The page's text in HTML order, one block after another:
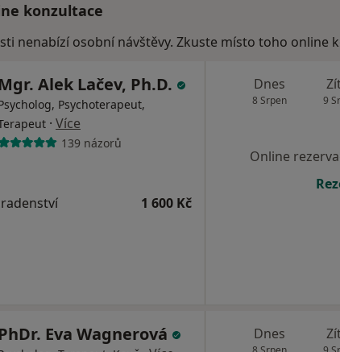
konzultace
nenabízí osobní návštěvy. Zkuste místo toho online
Mgr. Alek Lačev, Ph.D.
Psychoterapeut,
· Více
139 názorů
1 600 Kč
Dnes
8 Srpen 9
Online
PhDr. Eva Wagnerová Dnes